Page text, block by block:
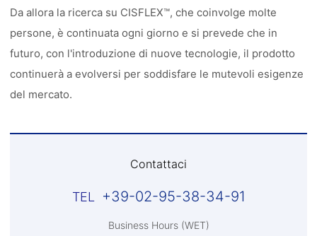
Da allora la ricerca su CISFLEX™, che coinvolge molte
persone, è continuata ogni giorno e si prevede che in
futuro, con l'introduzione di nuove tecnologie, il prodotto
continuerà a evolversi per soddisfare le mutevoli esigenze
del mercato.
Contattaci
+39-02-95-38-34-91
Business Hours (WET)